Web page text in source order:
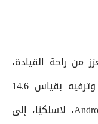
من راحة القيادة،
حيث تأتي السيارة بشاشة معلومات وترفيه بقياس 14.6
بوصة تدعم Apple CarPlay، وAndroid Auto، لاسلكيًا، إلى